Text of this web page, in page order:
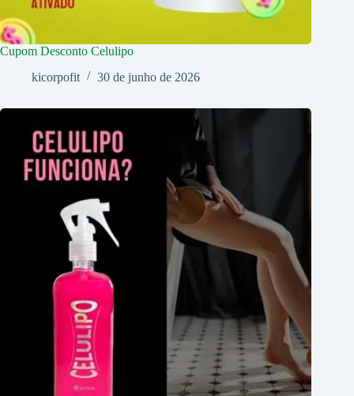
Cupom Desconto Celulipo
kicorpofit
30 de junho de 2026